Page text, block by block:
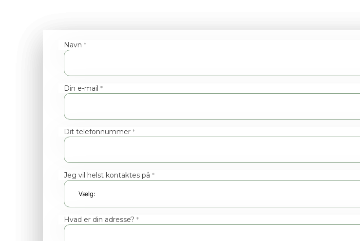
Navn *
Din e-mail *
Dit telefonnummer *
Jeg vil helst kontaktes på *
Hvad er din adresse? *